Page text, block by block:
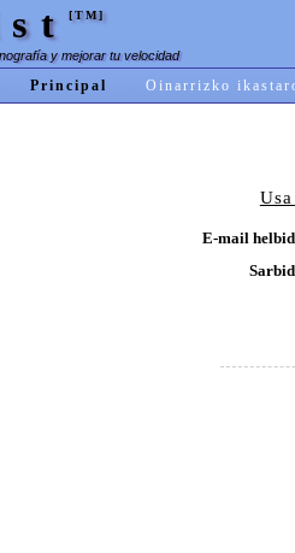
[TM]
y mejorar tu velocidad
Principal Oinarrizko
E-mail